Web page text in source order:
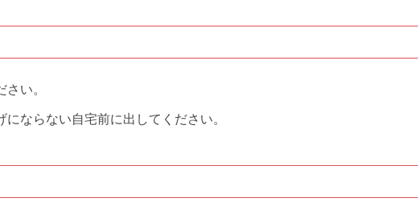
い。
ならない自宅前に出してください。